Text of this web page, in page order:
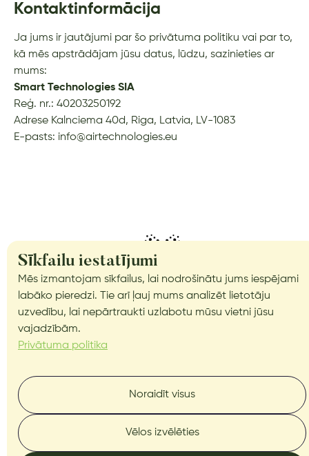
Kontaktinformācija
Ja jums ir jautājumi par šo privātuma politiku vai par to,
kā mēs apstrādājam jūsu datus, lūdzu, sazinieties ar
mums:
Smart Technologies SIA
Reģ. nr.: 40203250192
Adrese Kalnciema 40d, Riga, Latvia, LV-1083
E-pasts: info@airtechnologies.eu
Autopiloti
Par mums
Sīkfailu iestatījumi
Mēs izmantojam sīkfailus, lai nodrošinātu jums iespējami
labāko pieredzi. Tie arī ļauj mums analizēt lietotāju
uzvedību, lai nepārtraukti uzlabotu mūsu vietni jūsu
vajadzībām.
Privātuma politika
Noraidīt visus
Vēlos izvēlēties